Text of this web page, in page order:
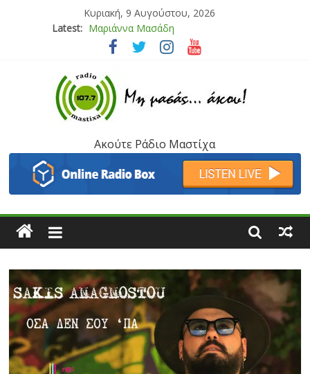
Κυριακή, 9 Αυγούστου, 2026
Latest: Μαριάννα Μασάδη
Τάνια Μπρεάζου
Μάνος Τρυπιάς & Γιώργος Στρατάκης
Ιορδάνης Αγαπητός
Ακούτε Ράδιο Μαστίχα